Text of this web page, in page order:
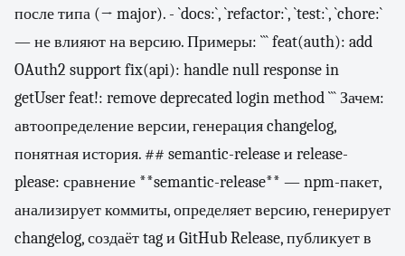
после типа (→ major). - `docs:`, `refactor:`, `test:`, `chore:`
— не влияют на версию. Примеры: ``` feat(auth): add
OAuth2 support fix(api): handle null response in
getUser feat!: remove deprecated login method ``` Зачем:
автоопределение версии, генерация changelog,
понятная история. ## semantic-release и release-
please: сравнение **semantic-release** — npm-пакет,
анализирует коммиты, определяет версию, генерирует
changelog, создаёт tag и GitHub Release, публикует в